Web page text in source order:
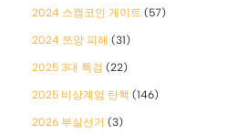
2024 스캠코인 게이트 (57)
2024 쯔양 피해 (31)
2025 3대 특검 (22)
2025 비상계엄 탄핵 (146)
2026 부실선거 (3)